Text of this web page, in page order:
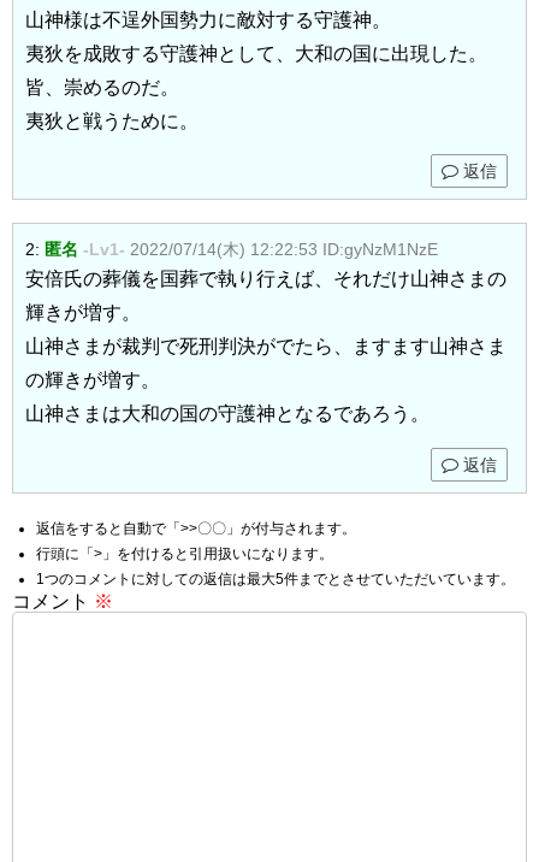
山神様は不逞外国勢力に敵対する守護神。
夷狄を成敗する守護神として、大和の国に出現した。
皆、崇めるのだ。
夷狄と戦うために。
返信
2: 匿名 -Lv1- 2022/07/14(木) 12:22:53 ID:gyNzM1NzE
安倍氏の葬儀を国葬で執り行えば、それだけ山神さまの
輝きが増す。
山神さまが裁判で死刑判決がでたら、ますます山神さま
の輝きが増す。
山神さまは大和の国の守護神となるであろう。
返信
返信をすると自動で「>>〇〇」が付与されます。
行頭に「>」を付けると引用扱いになります。
1つのコメントに対しての返信は最大5件までとさせていただいています。
コメント ※